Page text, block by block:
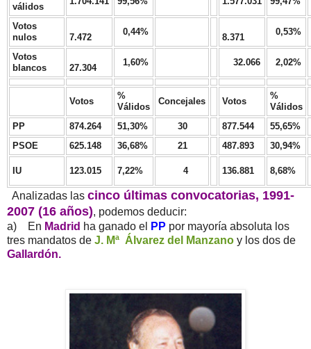
válidos
Votos
nulos
7.472
0,44%
8.371
0,53%
Votos
blancos
27.304
1,60% 32.066 2,02%
Votos
%
Válidos
Concejales Votos
%
Válidos
PP
874.264 51,30% 30 877.544
55,65%
PSOE
625.148 36,68% 21 487.893 30,94%
IU 123.015 7,22% 4 136.881 8,68%
Analizadas las cinco últimas convocatorias, 1991-
2007 (16 años), podemos deducir:
a) En Madrid ha ganado el PP por mayoría absoluta los
tres mandatos de J. Mª Álvarez del Manzano y los dos de
Gallardón.